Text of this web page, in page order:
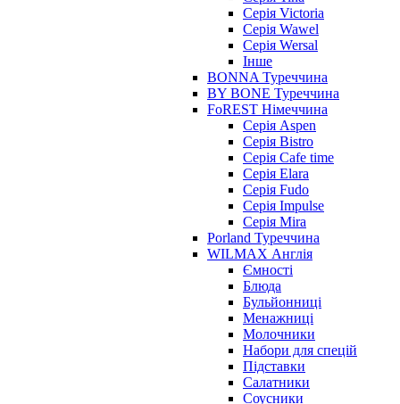
Серія Victoria
Серія Wawel
Серія Wersal
Інше
BONNA Туреччина
BY BONE Туреччина
FoREST Німеччина
Серія Aspen
Серія Bistro
Серія Cafe time
Серія Elara
Серія Fudo
Серія Impulse
Серія Mira
Porland Туреччина
WILMAX Англія
Ємності
Блюда
Бульйонниці
Менажниці
Молочники
Набори для спецій
Підставки
Салатники
Соусники